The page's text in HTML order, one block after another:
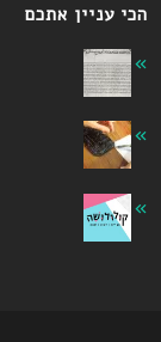
הכי עניין אתכם